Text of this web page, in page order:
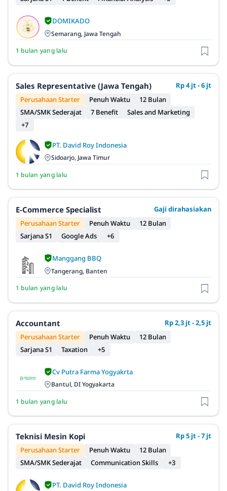
DOMIKADO
Semarang, Jawa Tengah
1 bulan yang lalu
Sales Representative (Jawa Tengah)
Rp 4 jt - 6 jt
Perusahaan Starter
Penuh Waktu
12 Bulan
SMA/SMK Sederajat
7 Benefit
Sales and Marketing
+7
PT. David Roy Indonesia
Sidoarjo, Jawa Timur
1 bulan yang lalu
E-Commerce Specialist
Gaji dirahasiakan
Perusahaan Starter
Penuh Waktu
12 Bulan
Sarjana S1
Google Ads +6
Manggang BBQ
Tangerang, Banten
1 bulan yang lalu
Accountant
Rp 2,3 jt - 2,5 jt
Perusahaan Starter
Penuh Waktu
12 Bulan
Sarjana S1
Taxation +5
Cv Putra Farma Yogyakrta
Bantul, DI Yogyakarta
1 bulan yang lalu
Teknisi Mesin Kopi
Rp 5 jt - 7 jt
Perusahaan Starter
Penuh Waktu
12 Bulan
SMA/SMK Sederajat
Communication Skills +3
PT. David Roy Indonesia